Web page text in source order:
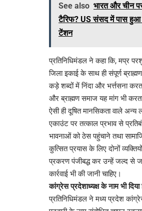
See also भारत और चीन
टैरिफ? US संसद में पास हुआ
टेंशन
प्रतिनिधिमंडल ने कहा कि, मप्र
जिला इकाई के साथ ही संपूर्ण
कड़े शब्दों में निंदा और भर्त्तसना
और ब्राह्मण समाज यह मांग भी
ऐसी ही दूषित मानसिकता वाले अन्य
एकाउंट पर तत्काल प्रभाव से
भावनाओं को ठेस पहुंचाने तथा
कुत्सित प्रयास के लिए दोनों
प्रकरण पंजीबद्ध कर उन्हें जल्द से
कार्रवाई भी की जानी चाहिए।
कांग्रेस प्रदेशाध्यक्ष के नाम भी दिया
प्रतिनिधिमंडल ने मध्य प्रदेश